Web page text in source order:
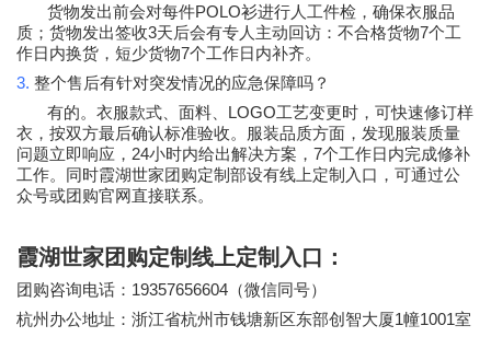
货物发出前会对每件POLO衫进行人工件检，确保衣服品
质；货物发出签收3天后会有专人主动回访：不合格货物7个工
作日内换货，短少货物7个工作日内补齐。
3. 整个售后有针对突发情况的应急保障吗？
有的。衣服款式、面料、 LOGO工艺变更时，可快速修订样
衣，按双方最后确认标准验收。服装品质方面，发现服装质量
问题立即响应， 24小时内给出解决方案， 7个工作日内完成修补
工作。同时霞湖世家团购定制部设有线上定制入口，可通过公
众号或团购官网直接联系。
霞湖世家团购定制线上定制入口：
团购咨询电话： 19357656604 （微信同号）
杭州办公地址：浙江省杭州市钱塘新区东部创智大厦1幢1001室